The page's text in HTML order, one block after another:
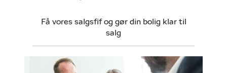
Få vores salgsfif og gør din bolig klar til
salg